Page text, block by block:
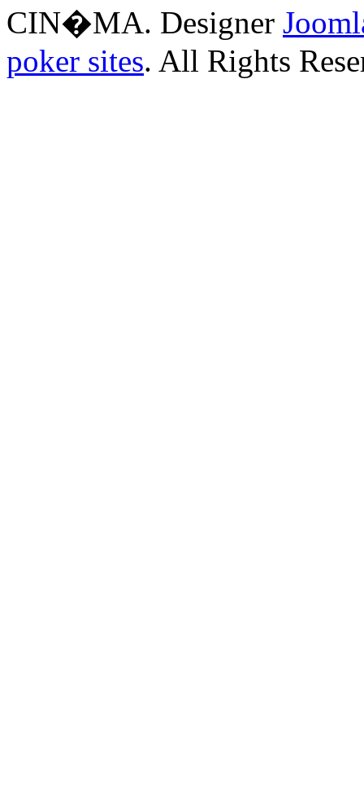
CIN�MA. Designer
poker sites. All Rights